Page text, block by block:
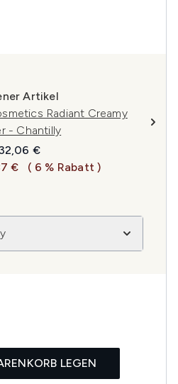
Artikel
Radiant Creamy
- Chantilly
Preisempfehlung:
Aktueller Preis:
32,06 €
€
( 6 % Rabatt )
LEGEN